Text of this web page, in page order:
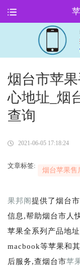
烟台市苹
心地址_烟
查询
2021-06-05 17:18:24
文章标签:
烟台苹果售
果邦阁提供了烟台
信息,帮助烟台市人
苹果全系列产品地
macbook等苹果和
后服务,查烟台市苹